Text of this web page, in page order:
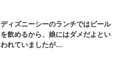
ディズニーシーのランチではビール
を飲めるから、娘にはダメだよとい
われていましたが…